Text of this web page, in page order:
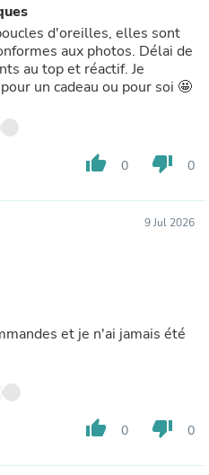
d'oreilles, elles sont
aux photos. Délai de
au top et réactif. Je
un cadeau ou pour soi 🤩
thumb_up 0 thumb_down 0
9 Jul 2026
et je n'ai jamais été
thumb_up 0 thumb_down 0